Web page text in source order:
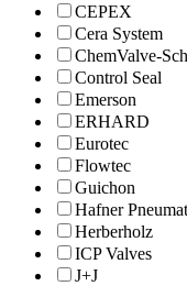
CEPEX
Cera System
ChemValve-
Control Seal
Emerson
ERHARD
Eurotec
Flowtec
Guichon
Hafner
Herberholz
ICP Valves
J+J